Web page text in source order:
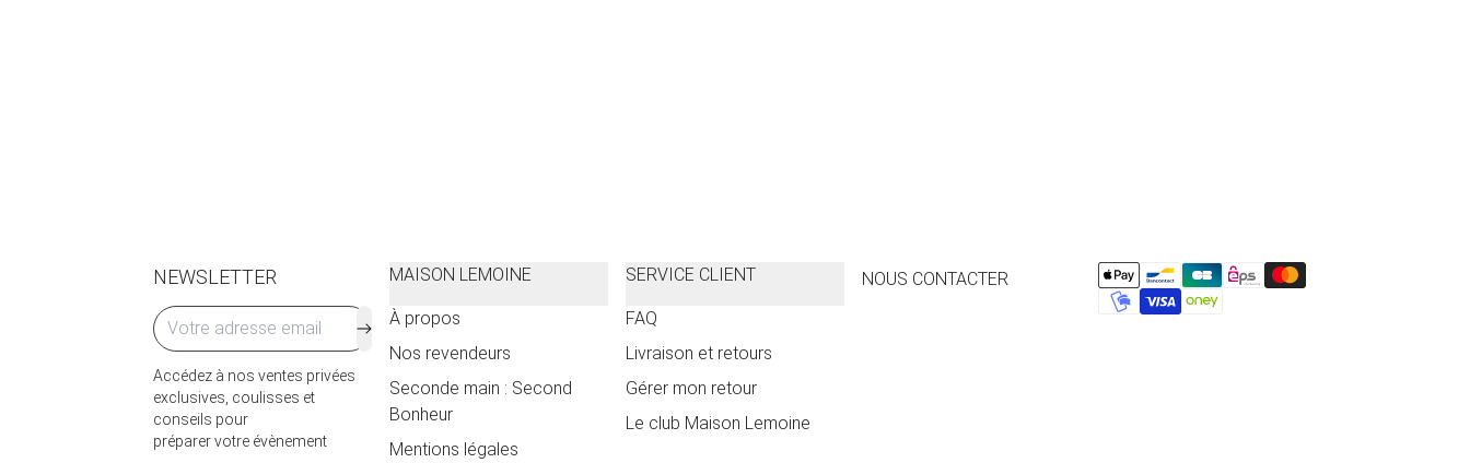
NEWSLETTER
Accédez à nos ventes privées
exclusives, coulisses et
conseils pour
préparer votre évènement
MAISON LEMOINE
À propos
Nos revendeurs
Seconde main : Second
Bonheur
Mentions légales
SERVICE CLIENT
FAQ
Livraison et retours
Gérer mon retour
Le club Maison Lemoine
NOUS CONTACTER